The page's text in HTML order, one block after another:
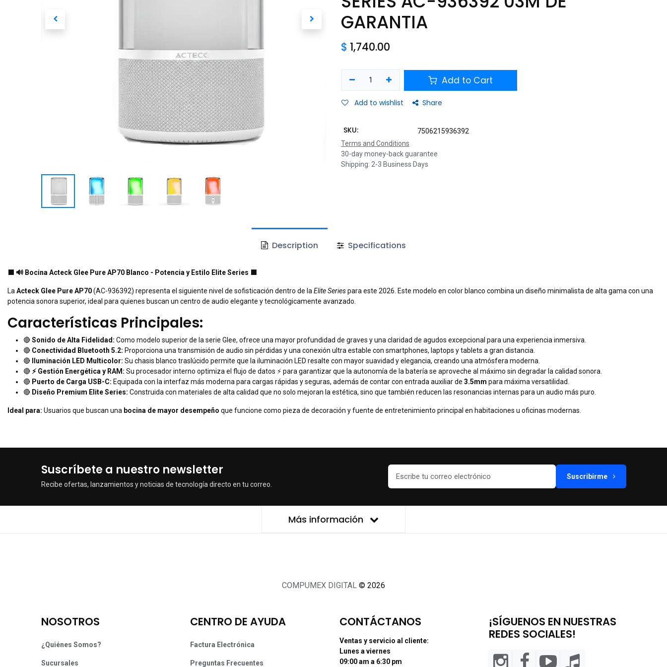
GARANTIA
$ 1,740.00
Add to Cart
Add to wishlist Share
SKU:
7506215936392
Terms and Conditions
30-day money-back guarantee
Shipping: 2-3 Business Days
Description Specifications
⬛ 🔊 Bocina Acteck Glee Pure AP70 Blanco - Potencia y Estilo Elite Series ⬛
La Acteck Glee Pure AP70(AC-936392) representa el siguiente nivel de sofisticación dentro de la Elite Seriespara este 2026. Este modelo en color blanco combina un diseño minimalista de alta gama con una
potencia sonora superior, ideal para quienes buscan un centro de audio elegante y tecnológicamente avanzado.
Características Principales:
🔴Sonido de Alta Fidelidad: Como modelo superior de la serie Glee, ofrece una mayor profundidad de graves y una claridad de agudos excepcional para una experiencia inmersiva.
🔴 Conectividad Bluetooth 5.2: Proporciona una transmisión de audio sin pérdidas y una conexión ultra estable con smartphones, laptops y tablets a gran distancia.
🔴 Iluminación LED Multicolor: Su chasis blanco traslúcido permite que la iluminación LED resalte con mayor suavidad y elegancia, creando una atmósfera moderna.
🔴 ⚡ Gestión Energética y RAM: Su procesador interno optimiza el flujo de datos ⚡ para garantizar que la autonomía de la batería se aproveche al máximo sin degradar la calidad sonora.
🔴 Puerto de Carga USB-C: Equipada con la interfaz más moderna para cargas rápidas y seguras, además de contar con entrada auxiliar de 3.5mm para máxima versatilidad.
🔴 Diseño Premium Elite Series: Construida con materiales de alta calidad que no solo mejoran la estética, sino que también reducen las resonancias internas para un audio más puro.
Ideal para: Usuarios que buscan una bocina de mayor desempeño que funcione como pieza de decoración y fuente de entretenimiento principal en habitaciones u oficinas modernas.
Suscríbete a nuestro newsletter
Recibe ofertas, lanzamientos y noticias de tecnología directo en tu correo.
Suscribirme
Más información
COMPUMEX DIGITAL © 2026
NOSOTROS
¿Quiénes Somos?
Sucursales
CENTRO DE AYUDA
Factura Electrónica
Preguntas Frecuentes
CONTÁCTANOS
Ventas y servicio al cliente:
Lunes a viernes
09:00 am a 6:30 pm
¡SÍGUENOS EN NUESTRAS
REDES SOCIALES!